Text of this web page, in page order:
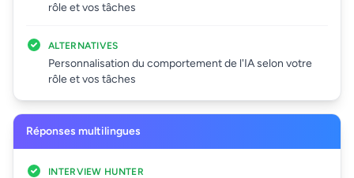
rôle et vos tâches
ALTERNATIVES
Personnalisation du comportement de l'IA selon votre
rôle et vos tâches
Réponses multilingues
INTERVIEW HUNTER